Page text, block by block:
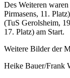
Des Weiteren
Pirmasens, 11.
(TuS Gerolsheim,
17. Platz) am Start.
Weitere Bilder der
Heike Bauer/Frank